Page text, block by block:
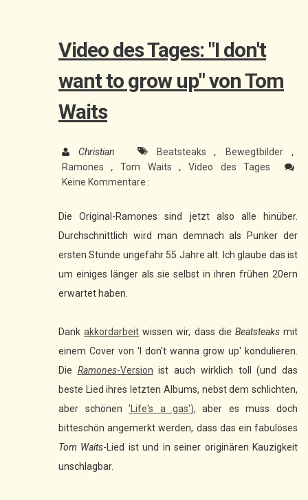
Video des Tages: "I don't
want to grow up" von Tom
Waits
Christian Beatsteaks, Bewegtbilder,
Ramones ,Tom Waits ,Video des Tages
Keine Kommentare :
Die Original-Ramones sind jetzt also alle hinüber.
Durchschnittlich wird man demnach als Punker der
ersten Stunde ungefähr 55 Jahre alt. Ich glaube das ist
um einiges länger als sie selbst in ihren frühen 20ern
erwartet haben.
Dankakkordarbeit wissen wir, dass die Beatsteaksmit
einem Cover von 'I don't wanna grow up' kondulieren.
Die Ramones-Version ist auch wirklich toll (und das
beste Lied ihres letzten Albums, nebst dem schlichten,
aber schönen'Life's a gas'), aber es muss doch
bitteschön angemerkt werden, dass das ein fabulöses
Tom Waits-Lied ist und in seiner originären Kauzigkeit
unschlagbar.